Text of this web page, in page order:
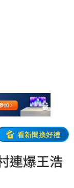
看新聞換好禮
連爆王浩